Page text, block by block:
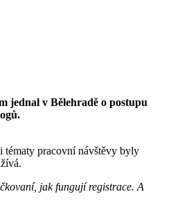
jednal v Bělehradě o postupu
tématy pracovní návštěvy byly
jak fungují registrace. A